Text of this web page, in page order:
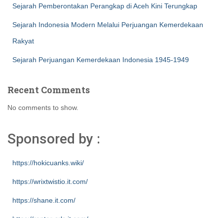
Sejarah Pemberontakan Perangkap di Aceh Kini Terungkap
Sejarah Indonesia Modern Melalui Perjuangan Kemerdekaan
Rakyat
Sejarah Perjuangan Kemerdekaan Indonesia 1945-1949
Recent Comments
No comments to show.
Sponsored by :
https://hokicuanks.wiki/
https://wrixtwistio.it.com/
https://shane.it.com/